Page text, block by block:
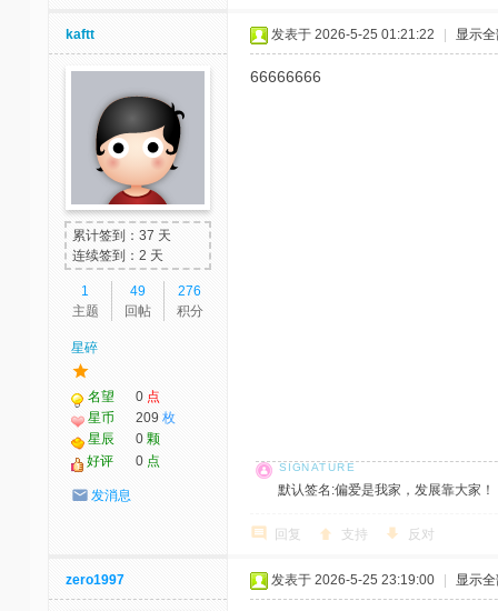
kaftt
累计签到：37 天
连续签到：2 天
1
主题
49
回帖
276
积分
星碎
名望 0 点
星币
209 枚
星辰
0 颗
好评
0 点
发消息
发表于 2026-5-25 01:21:22 显示
66666666
默认签名:偏爱是我家，发展靠大家
回复 支持 反对
zero1997 发表于 2026-5-25 23:19:00 显示